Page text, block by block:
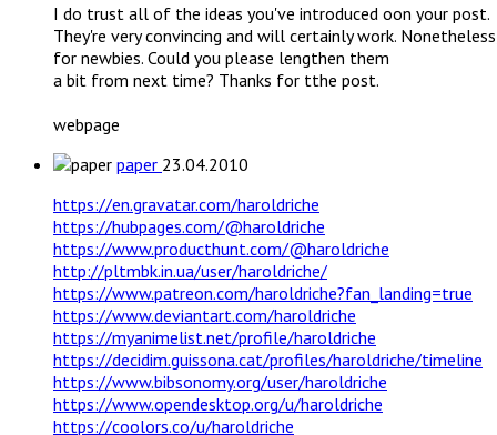
I do trust all of the ideas you've introduced oon your post.
They're very convincing and will certainly work.
for newbies. Could you please lengthen them
a bit from next time? Thanks for tthe post.
webpage
paper 23.04.2010
https://en.gravatar.com/haroldriche
https://hubpages.com/@haroldriche
https://www.producthunt.com/@haroldriche
http://pltmbk.in.ua/user/haroldriche/
https://www.patreon.com/haroldriche?fan_landing=true
https://www.deviantart.com/haroldriche
https://myanimelist.net/profile/haroldriche
https://decidim.guissona.cat/profiles/haroldriche/timeline
https://www.bibsonomy.org/user/haroldriche
https://www.opendesktop.org/u/haroldriche
https://coolors.co/u/haroldriche